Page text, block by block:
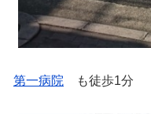
第一病院 も徒歩1分